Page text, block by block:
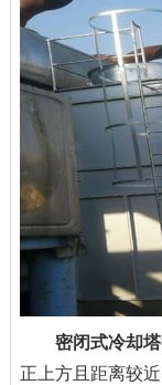
密闭式冷却塔
正上方且距离较